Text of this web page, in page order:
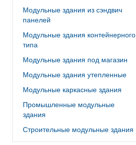
Модульные здания из сэндвич
панелей
Модульные здания контейнерного
типа
Модульные здания под магазин
Модульные здания утепленные
Модульные каркасные здания
Промышленные модульные
здания
Строительные модульные здания